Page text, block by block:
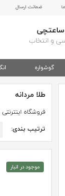
ضمانت ارسال
ساعتچی
و انتخاب
گوشواره
طلا مردانه
فروشگاه
ترتیب بندی:
موجود در انبار